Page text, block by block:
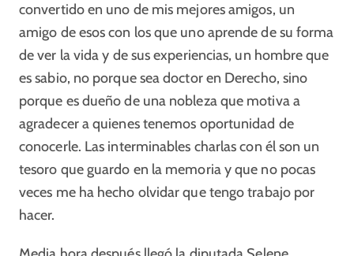
convertido en uno de mis mejores amigos, un
amigo de esos con los que uno aprende de su forma
de ver la vida y de sus experiencias, un hombre que
es sabio, no porque sea doctor en Derecho, sino
porque es dueño de una nobleza que motiva a
agradecer a quienes tenemos oportunidad de
conocerle. Las interminables charlas con él son un
tesoro que guardo en la memoria y que no pocas
veces me ha hecho olvidar que tengo trabajo por
hacer.